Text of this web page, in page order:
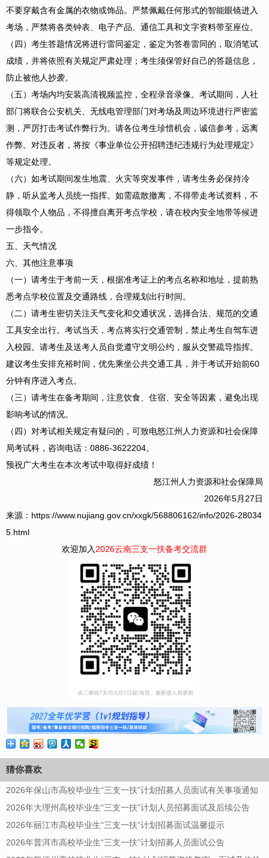
不要穿戴含有金属的衣物或饰品。严禁佩戴任何形式的智能眼镜进入
考场，严禁将各类钟表、电子产品、通信工具和文字资料带至座位。
（四）考生答题情况将进行雷同鉴定，鉴定为答卷雷同的，取消笔试
成绩，并将依照有关规定严肃处理；考生须保管好自己的答题信息，
防止被他人抄袭。
（五）考场内均安装高清视频监控，全程录音录像。考试期间，人社
部门将联合公安机关、无线电管理部门对考场及周边环境进行严密监
测，严厉打击考试作弊行为。请各位考生珍惜机会，诚信参考，远离
作弊。对违反者，将按《事业单位公开招聘违纪违规行为处理规定》
等规定处理。
（六）如考试期间发生地震、火灾等突发事件，请考生务必保持冷
静，听从监考人员统一指挥。如需疏散撤离，不得带走考试资料，不
得领取个人物品，不得擅自离开考点学校，请在校内安全地带等候进
一步指令。
五、天气情况
六、其他注意事项
（一）请考生于考前一天，根据准考证上的考点名称和地址，提前熟
悉考点学校位置及交通路线，合理规划出行时间。
（二）请考生密切关注天气变化和交通状况，选择合法、规范的交通
工具安全出行。考试当天，考点将实行交通管制，禁止考生自驾车进
入校园。请考生及送考人员自觉遵守文明公约，服从交警疏导指挥。
建议考生安排充裕时间，优先乘坐公共交通工具，并于考试开始前60
分钟有序进入考点。
（三）请考生在备考期间，注意饮食、住宿、安全等因素，避免出现
影响考试的情况。
（四）对考试相关规定有疑问的，可致电怒江州人力资源和社会保障
局考试科，咨询电话：0886-3622204。
预祝广大考生在本次考试中取得好成绩！
怒江州人力资源和社会保障局
2026年5月27日
来源：https://www.nujiang.gov.cn/xxgk/568806162/info/2026-28034
5.html
欢迎加入2026云南三支一扶备考交流群
猜你喜欢
2026年保山市高校毕业生“三支一扶”计划招募人员面试有关事项通知
2026年大理州高校毕业生“三支一扶”计划人员招募面试及后续公告
2026年丽江市高校毕业生“三支一扶”计划招募面试温馨提示
2026年普洱市高校毕业生“三支一扶”计划招募人员面试公告